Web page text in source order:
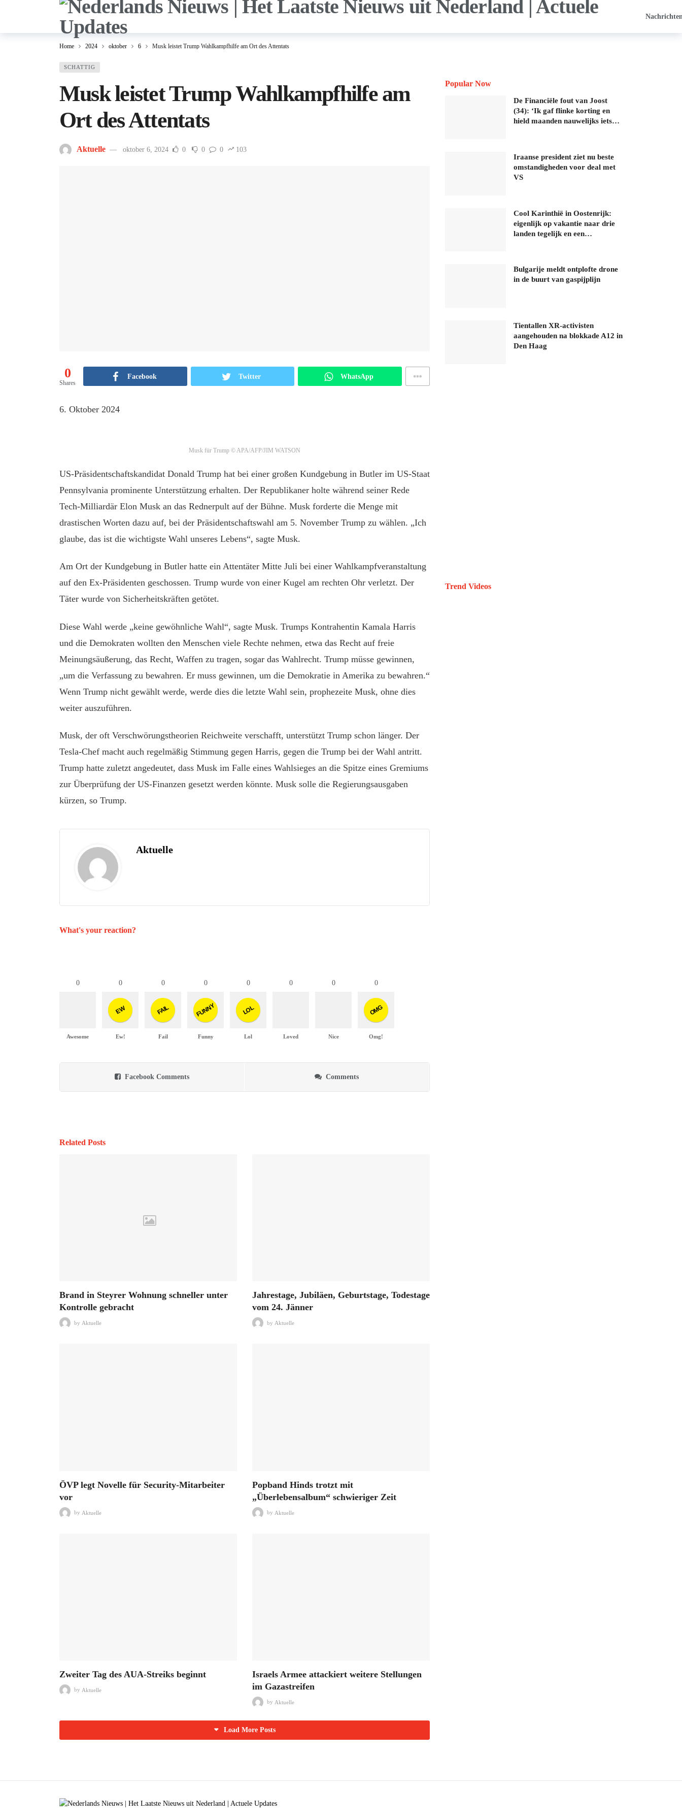
Home 2024 oktober 6 Musk leistet Trump Wahlkampfhilfe am Ort des Attentats
SCHATTIG
Musk leistet Trump Wahlkampfhilfe am
Ort des Attentats
Aktuelle oktober 6, 2024 0 0 0 103
0
Shares
Facebook Twitter WhatsApp
6. Oktober 2024
Musk für Trump © APA/AFP/JIM WATSON
US-Präsidentschaftskandidat Donald Trump hat bei einer großen Kundgebung in Butler im US-Staat
Pennsylvania prominente Unterstützung erhalten. Der Republikaner holte während seiner Rede
Tech-Milliardär Elon Musk an das Rednerpult auf der Bühne. Musk forderte die Menge mit
drastischen Worten dazu auf, bei der Präsidentschaftswahl am 5. November Trump zu wählen. „Ich
glaube, das ist die wichtigste Wahl unseres Lebens“, sagte Musk.
Am Ort der Kundgebung in Butler hatte ein Attentäter Mitte Juli bei einer Wahlkampfveranstaltung
auf den Ex-Präsidenten geschossen. Trump wurde von einer Kugel am rechten Ohr verletzt. Der
Täter wurde von Sicherheitskräften getötet.
Diese Wahl werde „keine gewöhnliche Wahl“, sagte Musk. Trumps Kontrahentin Kamala Harris
und die Demokraten wollten den Menschen viele Rechte nehmen, etwa das Recht auf freie
Meinungsäußerung, das Recht, Waffen zu tragen, sogar das Wahlrecht. Trump müsse gewinnen,
„um die Verfassung zu bewahren. Er muss gewinnen, um die Demokratie in Amerika zu bewahren.“
Wenn Trump nicht gewählt werde, werde dies die letzte Wahl sein, prophezeite Musk, ohne dies
weiter auszuführen.
Musk, der oft Verschwörungstheorien Reichweite verschafft, unterstützt Trump schon länger. Der
Tesla-Chef macht auch regelmäßig Stimmung gegen Harris, gegen die Trump bei der Wahl antritt.
Trump hatte zuletzt angedeutet, dass Musk im Falle eines Wahlsieges an die Spitze eines Gremiums
zur Überprüfung der US-Finanzen gesetzt werden könnte. Musk solle die Regierungsausgaben
kürzen, so Trump.
Aktuelle
What's your reaction?
0
Awesome
0
EW
Ew!
0
FAIL
Fail
0
FUNNY
Funny
0
LOL
Lol
0
Loved
0
Nice
0
OMG
Omg!
Facebook Comments Comments
Related Posts
Brand in Steyrer Wohnung schneller unter
Kontrolle gebracht
by Aktuelle
Jahrestage, Jubiläen, Geburtstage, Todestage
vom 24. Jänner
by Aktuelle
ÖVP legt Novelle für Security-Mitarbeiter
vor
by Aktuelle
Popband Hinds trotzt mit
„Überlebensalbum“ schwieriger Zeit
by Aktuelle
Zweiter Tag des AUA-Streiks beginnt
by Aktuelle
Israels Armee attackiert weitere Stellungen
im Gazastreifen
by Aktuelle
Load More Posts
Popular Now
De Financiële fout van Joost
(34): ‘Ik gaf flinke korting en
hield maanden nauwelijks iets…
Iraanse president ziet nu beste
omstandigheden voor deal met
VS
Cool Karinthië in Oostenrijk:
eigenlijk op vakantie naar drie
landen tegelijk en een…
Bulgarije meldt ontplofte drone
in de buurt van gaspijplijn
Tientallen XR-activisten
aangehouden na blokkade A12 in
Den Haag
Trend Videos